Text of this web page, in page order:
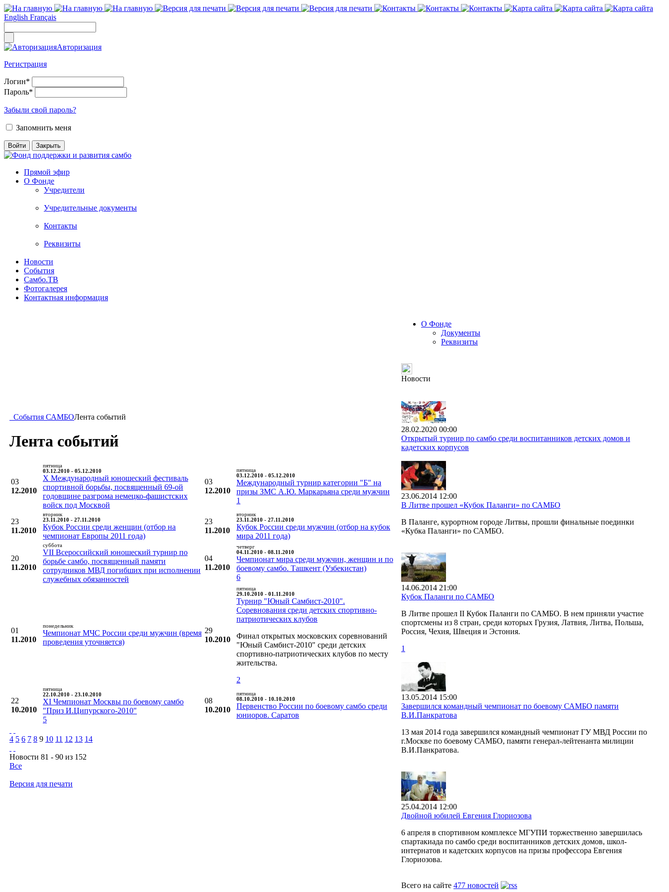
English Français
Авторизация
Регистрация
Логин*
Пароль*
Забыли свой пароль?
Запомнить меня
Прямой эфир
О Фонде
Учредители
Учредительные документы
Контакты
Реквизиты
Новости
События
Самбо.ТВ
Фотогалерея
Контактная информация
События САМБОЛента событий
Лента событий
03
12.2010
пятница
03.12.2010 - 05.12.2010
X Международный юношеский фестиваль
спортивной борьбы, посвященный 69-ой
годовщине разгрома немецко-фашистских
войск под Москвой
03
12.2010
пятница
03.12.2010 - 05.12.2010
Международный турнир категории "Б" на
призы ЗМС А.Ю. Маркарьяна среди мужчин
1
23
11.2010
вторник
23.11.2010 - 27.11.2010
Кубок России среди женщин (отбор на
чемпионат Европы 2011 года)
23
11.2010
вторник
23.11.2010 - 27.11.2010
Кубок России среди мужчин (отбор на кубок
мира 2011 года)
20
11.2010
суббота
VII Всероссийский юношеский турнир по
борьбе самбо, посвященный памяти
сотрудников МВД погибших при исполнении
служебных обязанностей
04
11.2010
четверг
04.11.2010 - 08.11.2010
Чемпионат мира среди мужчин, женщин и по
боевому самбо. Ташкент (Узбекистан)
6
01
11.2010
понедельник
Чемпионат МЧС России среди мужчин (время
проведения уточняется)
29
10.2010
пятница
29.10.2010 - 01.11.2010
Турнир "Юный Самбист-2010".
Соревнования среди детских спортивно-
патриотических клубов
Финал открытых московских соревнований
"Юный Самбист-2010" среди детских
спортивно-патриотических клубов по месту
жительства.
2
22
10.2010
пятница
22.10.2010 - 23.10.2010
XI Чемпионат Москвы по боевому самбо
"Приз И.Ципурского-2010"
5
08
10.2010
пятница
08.10.2010 - 10.10.2010
Первенство России по боевому самбо среди
юниоров. Саратов
4 5 6 7 8 9 10 11 12 13 14
Новости 81 - 90 из 152
Все
Версия для печати
О Фонде
Документы
Реквизиты
Новости
28.02.2020 00:00
Открытый турнир по самбо среди воспитанников детских домов и
кадетских корпусов
23.06.2014 12:00
В Литве прошел «Кубок Паланги» по САМБО
В Паланге, курортном городе Литвы, прошли финальные поединки
«Кубка Паланги» по САМБО.
14.06.2014 21:00
Кубок Паланги по САМБО
В Литве прошел II Кубок Паланги по САМБО. В нем приняли участие
спортсмены из 8 стран, среди которых Грузия, Латвия, Литва, Польша,
Россия, Чехия, Швеция и Эстония.
1
13.05.2014 15:00
Завершился командный чемпионат по боевому САМБО памяти
В.И.Панкратова
13 мая 2014 года завершился командный чемпионат ГУ МВД России по
г.Москве по боевому САМБО, памяти генерал-лейтенанта милиции
В.И.Панкратова.
25.04.2014 12:00
Двойной юбилей Евгения Глориозова
6 апреля в спортивном комплексе МГУПИ торжественно завершилась
спартакиада по самбо среди воспитанников детских домов, школ-
интернатов и кадетских корпусов на призы профессора Евгения
Глориозова.
Всего на сайте 477 новостей